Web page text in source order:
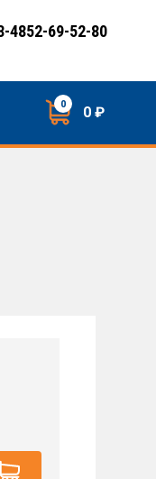
4852-69-52-80
0 0 ₽